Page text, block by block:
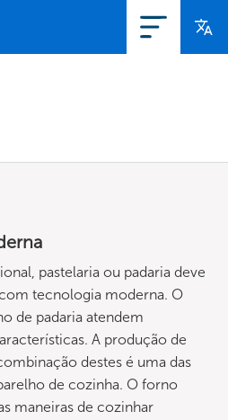
pastelaria ou padaria deve
tecnologia moderna. O
de padaria atendem
A produção de
destes é uma das
de cozinha. O forno
maneiras de cozinhar